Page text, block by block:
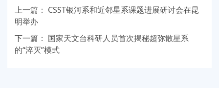
上一篇： CSST银河系和近邻星系课题进展研讨会在昆
明举办
下一篇： 国家天文台科研人员首次揭秘超弥散星系
的“淬灭”模式